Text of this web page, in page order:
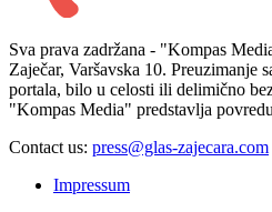
Sva prava zadržana - "Kompas
Zaječar, Varšavska 10. Preuzimanje
portala, bilo u celosti ili delimično
"Kompas Media" predstavlja
Contact us: press@glas-zajecara.com
Impressum